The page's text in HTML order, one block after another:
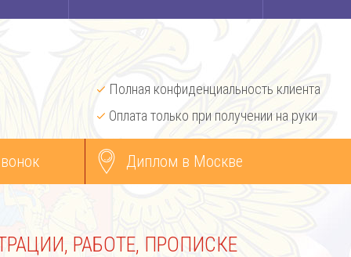
Полная конфиденциальность клиента
Оплата только при получении на руки
Диплом в Москве
РАБОТЕ, ПРОПИСКЕ